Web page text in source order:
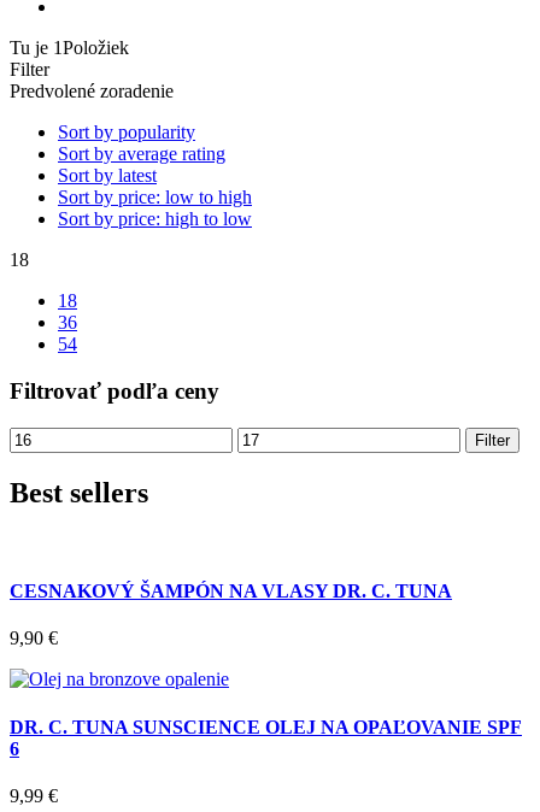
Tu je 1Položiek
Filter
Predvolené zoradenie
Sort by popularity
Sort by average rating
Sort by latest
Sort by price: low to high
Sort by price: high to low
18
18
36
54
Filtrovať podľa ceny
Filter
Best sellers
CESNAKOVÝ ŠAMPÓN NA VLASY DR. C. TUNA
9,90 €
DR. C. TUNA SUNSCIENCE OLEJ NA OPAĽOVANIE SPF
6
9,99 €